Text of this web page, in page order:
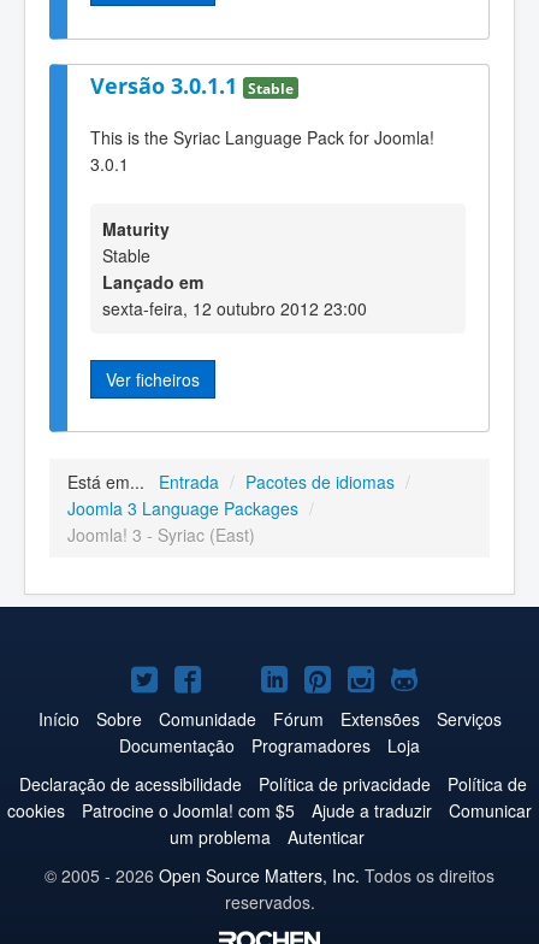
Versão 3.0.1.1 Stable
This is the Syriac Language Pack for Joomla!
3.0.1
Maturity
Stable
Lançado em
sexta-feira, 12 outubro 2012 23:00
Ver ficheiros
Está em... Entrada / Pacotes de idiomas /
Joomla 3 Language Packages /
Joomla! 3 - Syriac (East)
Joomla!
no
Twitter
Joomla!
no
Facebook
Joomla!
no
YouTube
Joomla!
no
LinkedIn
Joomla!
no
Pinterest
Joomla!
no
Instagram
Joomla!
no
GitHub
Início Sobre Comunidade Fórum Extensões
Serviços
Documentação
Programadores
Loja
Declaração de acessibilidade
Política de privacidade
Política de
cookies
Patrocine o Joomla! com $5 Ajude a traduzir
Comunicar
um problema
Autenticar
© 2005 - 2026 Open Source Matters, Inc. Todos os direitos
reservados.